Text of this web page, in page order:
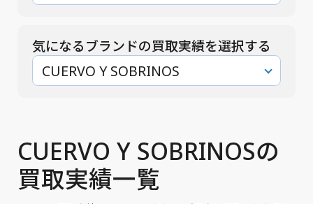
気になるブランドの買取実績を選択する
CUERVO Y SOBRINOS
CUERVO Y SOBRINOSの
買取実績一覧